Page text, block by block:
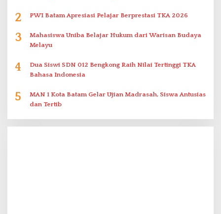
2 PWI Batam Apresiasi Pelajar Berprestasi TKA 2026
3
Mahasiswa Uniba Belajar Hukum dari Warisan Budaya
Melayu
4
Dua Siswi SDN 012 Bengkong Raih Nilai Tertinggi TKA
Bahasa Indonesia
5
MAN 1 Kota Batam Gelar Ujian Madrasah, Siswa Antusias
dan Tertib